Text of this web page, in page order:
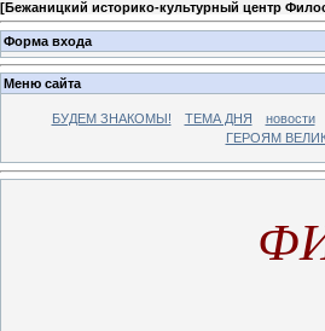
[Бежаницкий историко-культурный центр
Форма входа
Меню сайта
БУДЕМ ЗНАКОМЫ! ТЕМА ДНЯ новости
ГЕРОЯМ